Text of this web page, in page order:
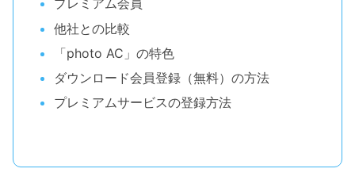
プレミアム会員
他社との比較
「photo AC」の特色
ダウンロード会員登録（無料）の方法
プレミアムサービスの登録方法